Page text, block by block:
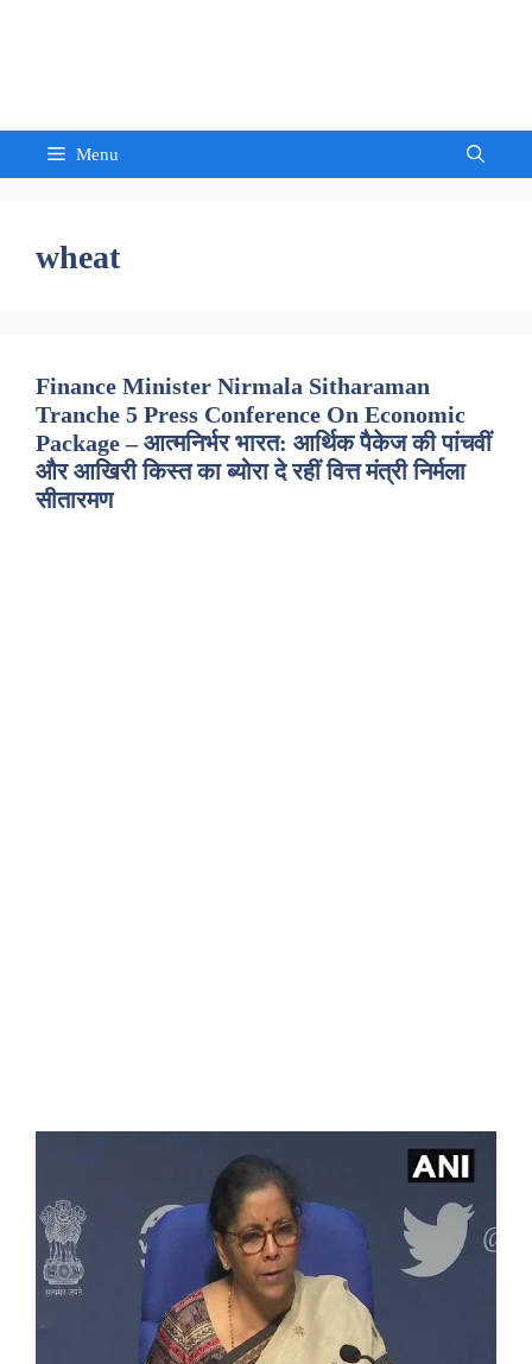
Menu
wheat
Finance Minister Nirmala Sitharaman
Tranche 5 Press Conference On Economic
Package – आत्मनिर्भर भारत: आर्थिक पैकेज की पांचवीं
और आखिरी किस्त का ब्योरा दे रहीं वित्त मंत्री निर्मला
सीतारमण